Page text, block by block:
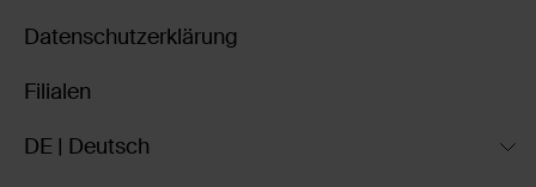
Datenschutzerklärung
Filialen
DE | Deutsch